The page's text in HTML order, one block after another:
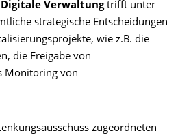
Digitale Verwaltungtrifft unter
strategische Entscheidungen
wie z.B. die
die Freigabe von
Monitoring von
zugeordneten